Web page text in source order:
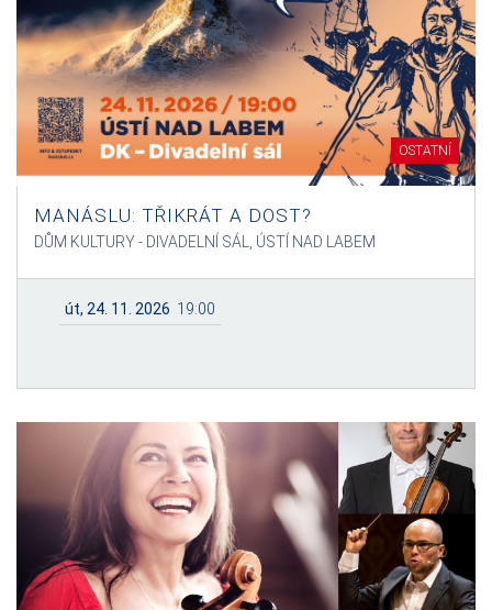
OSTATNÍ
MANÁSLU: TŘIKRÁT A DOST?
DŮM KULTURY - DIVADELNÍ SÁL, ÚSTÍ NAD LABEM
út, 24. 11. 2026 19:00